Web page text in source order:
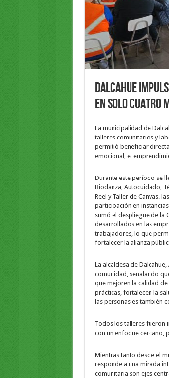
Dalcahue
en solo cuatro
La municipalidad de
talleres comunitarios y
permitió beneficiar
emocional, el
Durante este período se
Biodanza, Autocuidado,
Reel y Taller de Canvas,
participación en
sumó el despliegue de la
desarrollados en las
trabajadores, lo que
fortalecer la alianza
La alcaldesa de
comunidad, señalando
que mejoren la calidad de
prácticas, fortalecen la
las personas es también
Todos los talleres fueron
con un enfoque cercano,
Mientras tanto desde el
responde a una mirada
comunitaria son ejes